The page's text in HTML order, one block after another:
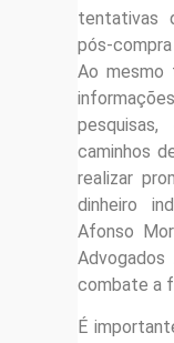
tentativas
pós-
Ao mesmo
caminhos
realizar
dinheiro
Afonso
combate a
É